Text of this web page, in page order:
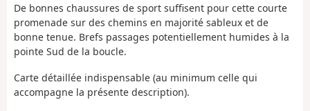
De bonnes chaussures de sport suffisent pour cette courte
promenade sur des chemins en majorité sableux et de
bonne tenue. Brefs passages potentiellement humides à la
pointe Sud de la boucle.
Carte détaillée indispensable (au minimum celle qui
accompagne la présente description).